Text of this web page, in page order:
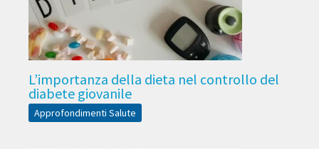
L’importanza della dieta nel controllo del
diabete giovanile
Approfondimenti Salute